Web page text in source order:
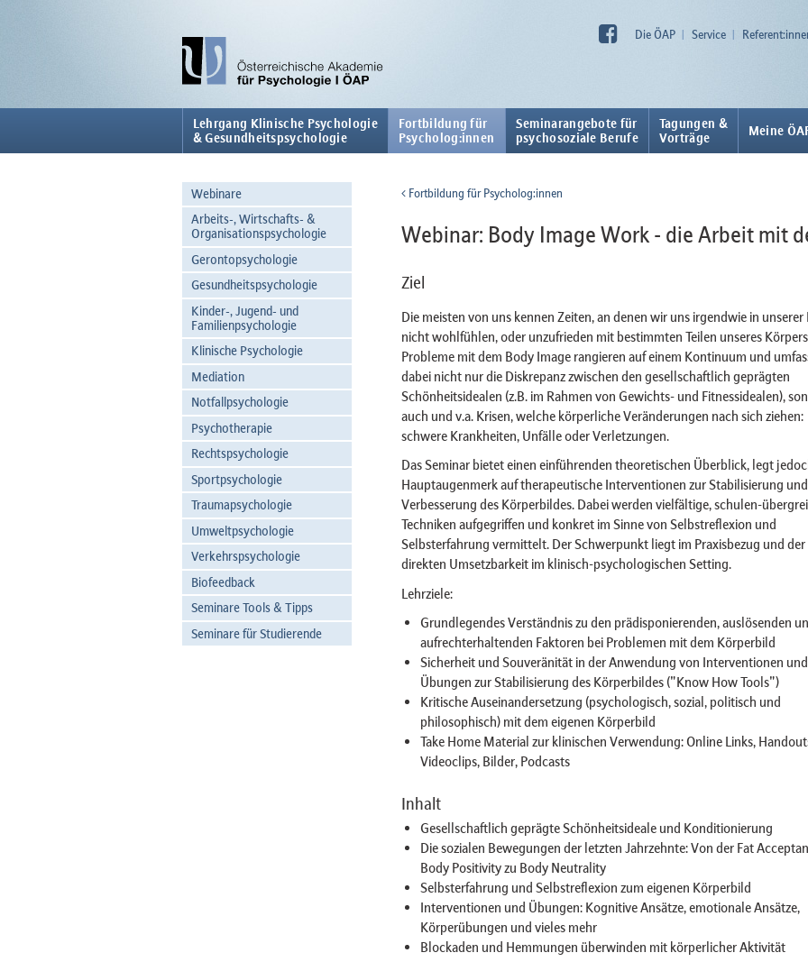
Die ÖAP Service
Lehrgang Klinische Psychologie
& Gesundheitspsychologie
Fortbildung für
Psycholog:innen
Seminarangebote für
psychosoziale Berufe
Tagungen &
Vorträge
Meine
Webinare
Arbeits-, Wirtschafts- &
Organisationspsychologie
Gerontopsychologie
Gesundheitspsychologie
Kinder-, Jugend- und
Familienpsychologie
Klinische Psychologie
Mediation
Notfallpsychologie
Psychotherapie
Rechtspsychologie
Sportpsychologie
Traumapsychologie
Umweltpsychologie
Verkehrspsychologie
Biofeedback
Seminare Tools & Tipps
Seminare für Studierende
Fortbildung für Psycholog:innen
Webinar: Body Image Work - die Arbeit mit
Ziel
Die meisten von uns kennen Zeiten, an denen wir uns irgendwie in unserer
nicht wohlfühlen, oder unzufrieden mit bestimmten Teilen unseres
Probleme mit dem Body Image rangieren auf einem Kontinuum und
dabei nicht nur die Diskrepanz zwischen den gesellschaftlich geprägten
Schönheitsidealen (z.B. im Rahmen von Gewichts- und Fitnessidealen),
auch und v.a. Krisen, welche körperliche Veränderungen nach sich ziehen:
schwere Krankheiten, Unfälle oder Verletzungen.
Das Seminar bietet einen einführenden theoretischen Überblick, legt
Hauptaugenmerk auf therapeutische Interventionen zur Stabilisierung und
Verbesserung des Körperbildes. Dabei werden vielfältige, schulen-
Techniken aufgegriffen und konkret im Sinne von Selbstreflexion und
Selbsterfahrung vermittelt. Der Schwerpunkt liegt im Praxisbezug und der
direkten Umsetzbarkeit im klinisch-psychologischen Setting.
Lehrziele:
Grundlegendes Verständnis zu den prädisponierenden, auslösenden
aufrechterhaltenden Faktoren bei Problemen mit dem Körperbild
Sicherheit und Souveränität in der Anwendung von Interventionen und
Übungen zur Stabilisierung des Körperbildes ("Know How Tools")
Kritische Auseinandersetzung (psychologisch, sozial, politisch und
philosophisch) mit dem eigenen Körperbild
Take Home Material zur klinischen Verwendung: Online Links,
Videoclips, Bilder, Podcasts
Inhalt
Gesellschaftlich geprägte Schönheitsideale und Konditionierung
Die sozialen Bewegungen der letzten Jahrzehnte: Von der Fat
Body Positivity zu Body Neutrality
Selbsterfahrung und Selbstreflexion zum eigenen Körperbild
Interventionen und Übungen: Kognitive Ansätze, emotionale Ansätze,
Körperübungen und vieles mehr
Blockaden und Hemmungen überwinden mit körperlicher Aktivität